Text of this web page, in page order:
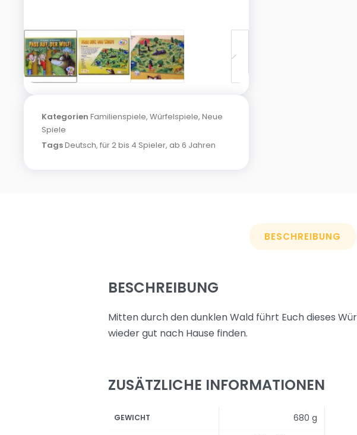
Kategorien Familienspiele, Würfelspiele, Neue
Spiele
TagsDeutsch, für 2 bis 4 Spieler, ab 6 Jahren
BESCHREIBUNG
BESCHREIBUNG
Mitten durch den dunklen Wald führt Euch dieses
wieder gut nach Hause finden.
ZUSÄTZLICHE INFORMATIONEN
GEWICHT 680 g